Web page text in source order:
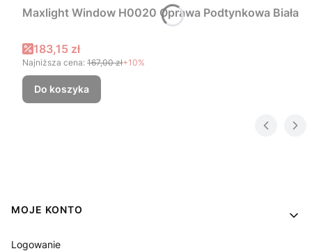
Maxlight Window H0020 Oprawa Podtynkowa Biała
Cena promocyjna
183,15 zł
Najniższa cena: 167,00 zł+10%
Do koszyka
Linki w stopce
MOJE KONTO
Logowanie